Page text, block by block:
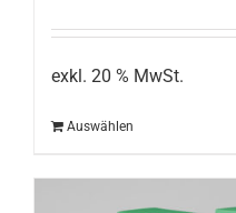
exkl. 20 % MwSt.
Auswählen